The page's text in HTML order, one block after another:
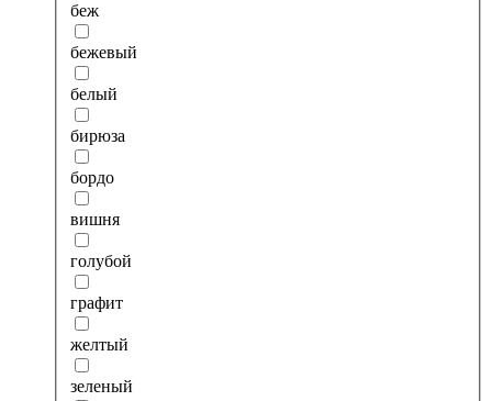
беж
бежевый
белый
бирюза
бордо
вишня
голубой
графит
желтый
зеленый